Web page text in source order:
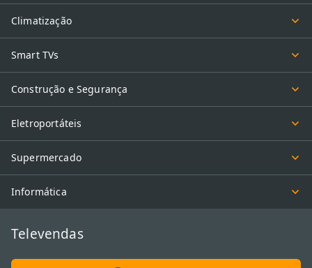
Climatização
Smart TVs
Construção e Segurança
Eletroportáteis
Supermercado
Informática
Televendas